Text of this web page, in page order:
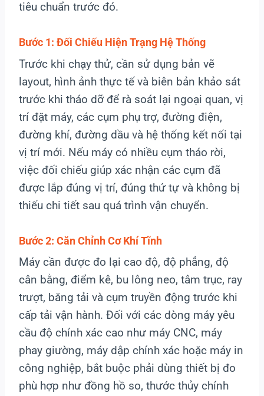
tiêu chuẩn trước đó.
Bước 1: Đối Chiếu Hiện Trạng Hệ Thống
Trước khi chạy thử, cần sử dụng bản vẽ
layout, hình ảnh thực tế và biên bản khảo sát
trước khi tháo dỡ để rà soát lại ngoại quan, vị
trí đặt máy, các cụm phụ trợ, đường điện,
đường khí, đường dầu và hệ thống kết nối tại
vị trí mới. Nếu máy có nhiều cụm tháo rời,
việc đối chiếu giúp xác nhận các cụm đã
được lắp đúng vị trí, đúng thứ tự và không bị
thiếu chi tiết sau quá trình vận chuyển.
Bước 2: Căn Chỉnh Cơ Khí Tĩnh
Máy cần được đo lại cao độ, độ phẳng, độ
cân bằng, điểm kê, bu lông neo, tâm trục, ray
trượt, băng tải và cụm truyền động trước khi
cấp tải vận hành. Đối với các dòng máy yêu
cầu độ chính xác cao như máy CNC, máy
phay giường, máy dập chính xác hoặc máy in
công nghiệp, bắt buộc phải dùng thiết bị đo
phù hợp như đồng hồ so, thước thủy chính